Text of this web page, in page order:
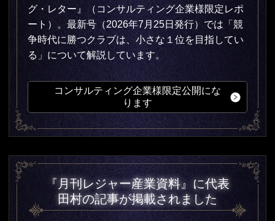
グ・レター』（コンサルティング企業様限定レポ
ート）。最新号（2026年7月25日発行）では「競
争時代に勝つクラブは、小さな１位を目指してい
る」について解説しています。
コンサルティング企業様限定公開にな
ります
『月刊レジャー産業資料』に代表
田村の記事が掲載されました